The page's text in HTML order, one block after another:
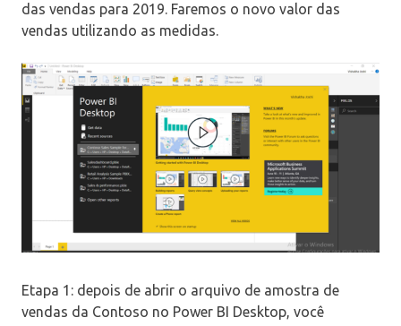
das vendas para 2019. Faremos o novo valor das
vendas utilizando as medidas.
Etapa 1: depois de abrir o arquivo de amostra de
vendas da Contoso no Power BI Desktop, você